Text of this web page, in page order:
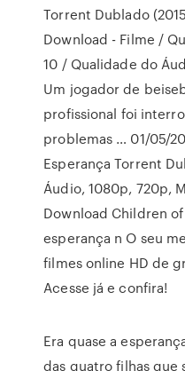
Torrent Dublado
Download - Filme /
10 / Qualidade do
Um jogador de
profissional foi
problemas … 01/05/
Esperança Torrent
Áudio, 1080p, 720p,
Download Children
esperança n O seu
filmes online HD de
Acesse já e confira!
Era quase a
das quatro filhas que